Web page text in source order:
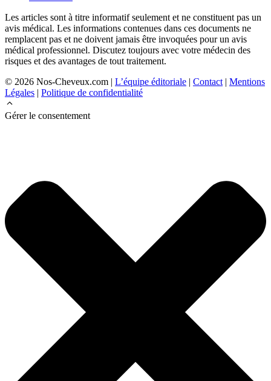
Les articles sont à titre informatif seulement et ne constituent pas un
avis médical. Les informations contenues dans ces documents ne
remplacent pas et ne doivent jamais être invoquées pour un avis
médical professionnel. Discutez toujours avec votre médecin des
risques et des avantages de tout traitement.
© 2026 Nos-Cheveux.com | L’équipe éditoriale Contact| Mentions
Légales
Politique de confidentialité
Gérer le consentement